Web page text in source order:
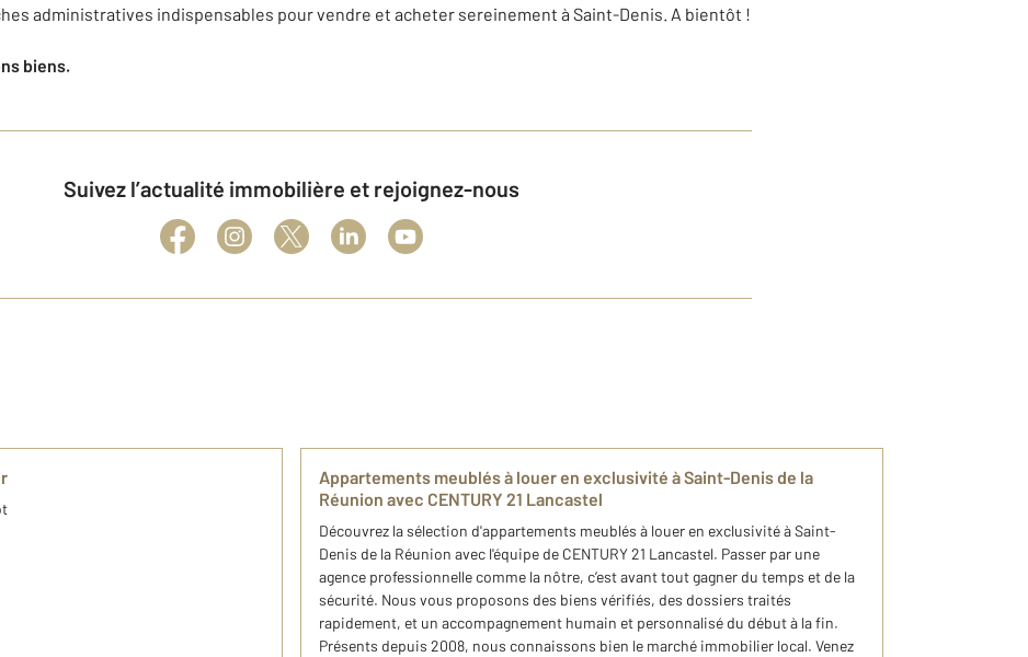
administratives indispensables pour vendre et acheter sereinement à Saint-Denis. A bientôt !
biens.
Suivez l’actualité immobilière et rejoignez-nous
​Appartements meublés à louer en exclusivité à Saint-Denis de la
Réunion avec CENTURY 21 Lancastel
​Découvrez la sélection d'appartements meublés à louer en exclusivité à Saint-
Denis de la Réunion avec l'équipe de CENTURY 21 Lancastel. Passer par une
agence professionnelle comme la nôtre, c’est avant tout gagner du temps et de la
sécurité. Nous vous proposons des biens vérifiés, des dossiers traités
rapidement, et un accompagnement humain et personnalisé du début à la fin.
Présents depuis 2008, nous connaissons bien le marché immobilier local. Venez